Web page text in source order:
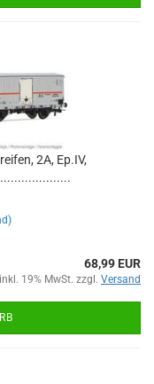
2A, Ep.IV,
68,99 EUR
inkl. 19% MwSt. zzgl. Versand